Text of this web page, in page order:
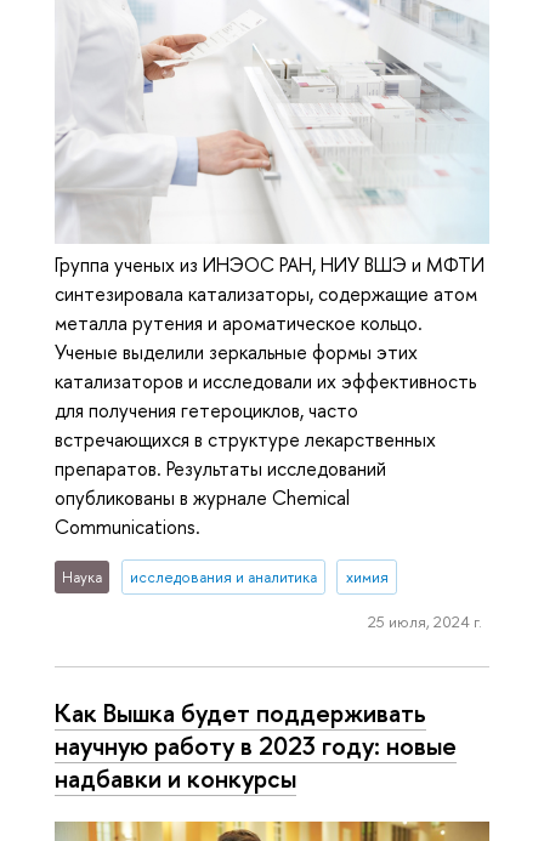
Группа ученых из ИНЭОС РАН, НИУ ВШЭ и МФТИ
синтезировала катализаторы, содержащие атом
металла рутения и ароматическое кольцо.
Ученые выделили зеркальные формы этих
катализаторов и исследовали их эффективность
для получения гетероциклов, часто
встречающихся в структуре лекарственных
препаратов. Результаты исследований
опубликованы в журнале Chemical
Communications.
Наука исследования и аналитика химия
25 июля, 2024 г.
Как Вышка будет поддерживать
научную работу в 2023 году: новые
надбавки и конкурсы